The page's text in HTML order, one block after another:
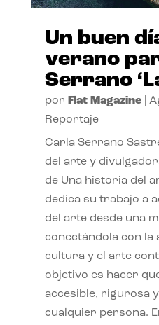
Un buen
verano
Serrano
por Flat Magazine|
Reportaje
Carla Serrano
del arte y
de Una historia del
dedica su trabajo a
del arte desde una
conectándola con
cultura y el arte
objetivo es hacer
accesible, rigurosa
cualquier persona.